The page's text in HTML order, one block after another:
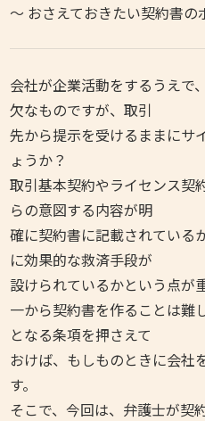
～ おさえておきたい契約書の
会社が企業活動をするうえで
欠なものですが、取引
先から提示を受けるままにサ
ょうか？
取引基本契約やライセンス
らの意図する内容が明
確に契約書に記載されてい
に効果的な救済手段が
設けられているかという点が
一から契約書を作ることは難
となる条項を押さえて
おけば、もしものときに会社
す。
そこで、今回は、弁護士が契